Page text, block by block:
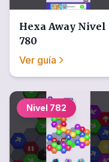
Hexa Away Nivel
780
Ver guía
Nivel 782